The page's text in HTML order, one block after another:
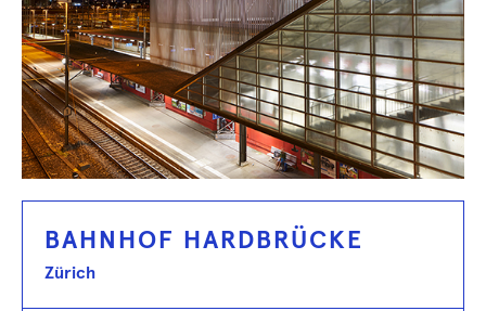
BAHNHOF HARDBRÜCKE
Zürich